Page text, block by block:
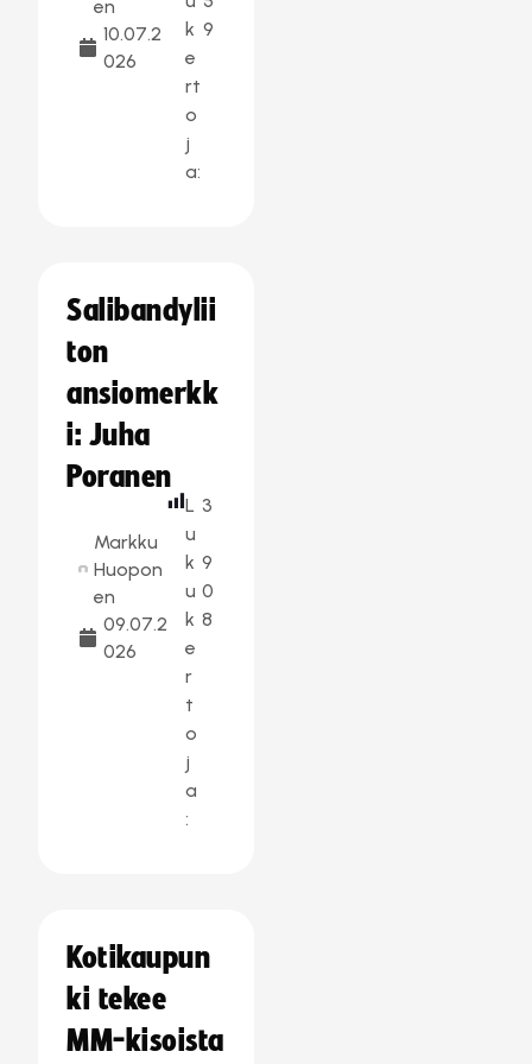
en
10.07.2
026
k
e
rt
o
j
a:
9
Salibandylii
ton
ansiomerkk
i: Juha
Poranen
Markku
Huopon
en
09.07.2
026
L
u
k
u
k
e
r
t
o
j
a
:
3
9
0
8
Kotikaupun
ki tekee
MM-kisoista